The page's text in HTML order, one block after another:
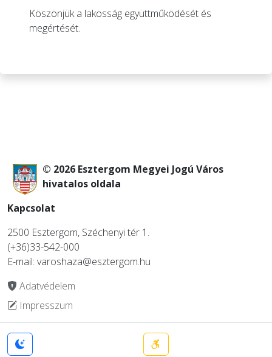
Köszönjük a lakosság együttműködését és
megértését.
© 2026 Esztergom Megyei Jogú Város
hivatalos oldala
Kapcsolat
2500 Esztergom, Széchenyi tér 1.
(+36)33-542-000
E-mail: varoshaza@esztergom.hu
Adatvédelem
Impresszum